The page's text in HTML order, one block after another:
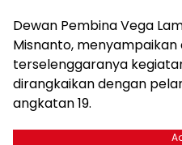
Dewan Pembina Vega
Misnanto, menyampaikan
terselenggaranya
dirangkaikan dengan
angkatan 19.